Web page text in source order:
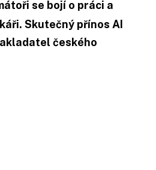
se bojí o práci a
Skutečný přínos AI
českého